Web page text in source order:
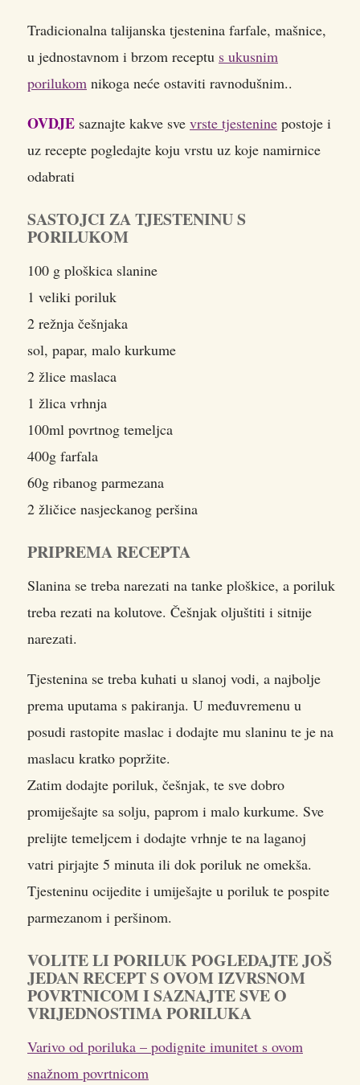
Tradicionalna talijanska tjestenina farfale, mašnice,
u jednostavnom i brzom receptu s ukusnim
porilukom nikoga neće ostaviti ravnodušnim..
OVDJE saznajte kakve sve vrste tjestenine postoje i
uz recepte pogledajte koju vrstu uz koje namirnice
odabrati
SASTOJCI ZA TJESTENINU S
PORILUKOM
100 g ploškica slanine
1 veliki poriluk
2 režnja češnjaka
sol, papar, malo kurkume
2 žlice maslaca
1 žlica vrhnja
100ml povrtnog temeljca
400g farfala
60g ribanog parmezana
2 žličice nasjeckanog peršina
PRIPREMA RECEPTA
Slanina se treba narezati na tanke ploškice, a poriluk
treba rezati na kolutove. Češnjak oljuštiti i sitnije
narezati.
Tjestenina se treba kuhati u slanoj vodi, a najbolje
prema uputama s pakiranja. U međuvremenu u
posudi rastopite maslac i dodajte mu slaninu te je na
maslacu kratko popržite.
Zatim dodajte poriluk, češnjak, te sve dobro
promiješajte sa solju, paprom i malo kurkume. Sve
prelijte temeljcem i dodajte vrhnje te na laganoj
vatri pirjajte 5 minuta ili dok poriluk ne omekša.
Tjesteninu ocijedite i umiješajte u poriluk te pospite
parmezanom i peršinom.
VOLITE LI PORILUK POGLEDAJTE JOŠ
JEDAN RECEPT S OVOM IZVRSNOM
POVRTNICOM I SAZNAJTE SVE O
VRIJEDNOSTIMA PORILUKA
Varivo od poriluka – podignite imunitet s ovom
snažnom povrtnicom